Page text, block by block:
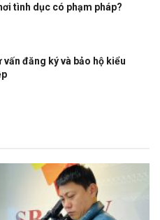
tình dục có phạm pháp?
đăng ký và bảo hộ kiểu